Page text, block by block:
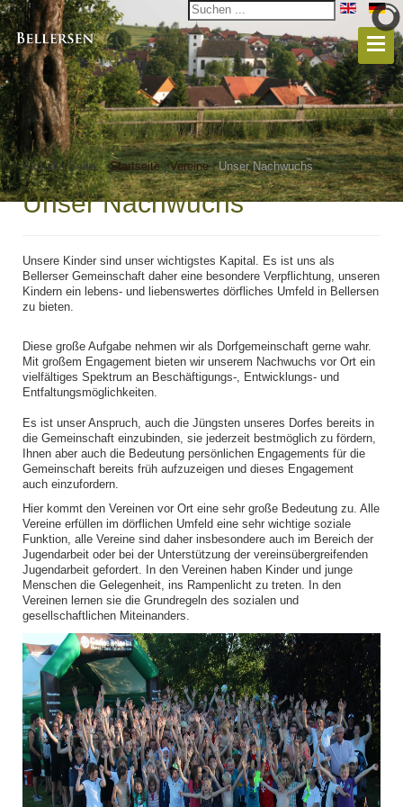
Aktuelle Seite: Startseite Vereine | Unser Nachwuchs
Unser Nachwuchs
Unsere Kinder sind unser wichtigstes Kapital. Es ist uns als
Bellerser Gemeinschaft daher eine besondere Verpflichtung, unseren
Kindern ein lebens- und liebenswertes dörfliches Umfeld in Bellersen
zu bieten.
Diese große Aufgabe nehmen wir als Dorfgemeinschaft gerne wahr.
Mit großem Engagement bieten wir unserem Nachwuchs vor Ort ein
vielfältiges Spektrum an Beschäftigungs-, Entwicklungs- und
Entfaltungsmöglichkeiten.
Es ist unser Anspruch, auch die Jüngsten unseres Dorfes bereits in
die Gemeinschaft einzubinden, sie jederzeit bestmöglich zu fördern,
Ihnen aber auch die Bedeutung persönlichen Engagements für die
Gemeinschaft bereits früh aufzuzeigen und dieses Engagement
auch einzufordern.
Hier kommt den Vereinen vor Ort eine sehr große Bedeutung zu. Alle
Vereine erfüllen im dörflichen Umfeld eine sehr wichtige soziale
Funktion, alle Vereine sind daher insbesondere auch im Bereich der
Jugendarbeit oder bei der Unterstützung der vereinsübergreifenden
Jugendarbeit gefordert. In den Vereinen haben Kinder und junge
Menschen die Gelegenheit, ins Rampenlicht zu treten. In den
Vereinen lernen sie die Grundregeln des sozialen und
gesellschaftlichen Miteinanders.